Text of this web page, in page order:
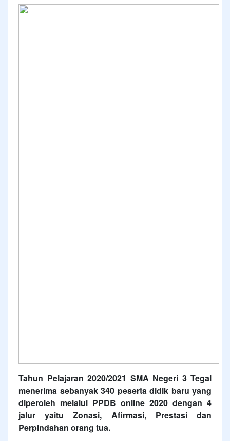
Tahun Pelajaran 2020/2021 SMA Negeri 3 Tegal
menerima sebanyak 340 peserta didik baru yang
diperoleh melalui PPDB online 2020 dengan 4
jalur yaitu Zonasi, Afirmasi, Prestasi dan
Perpindahan orang tua.